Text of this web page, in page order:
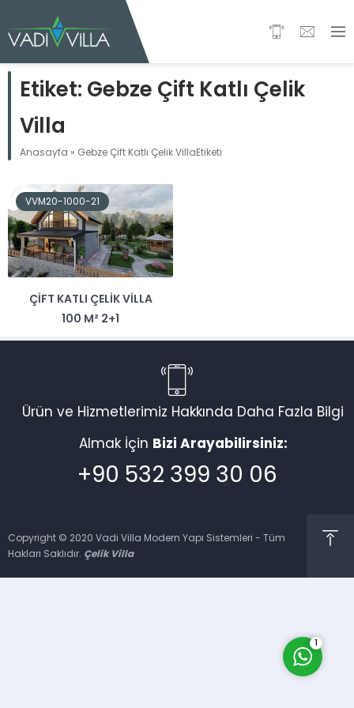
Etiket: Gebze Çift Katlı Çelik
Villa
Anasayfa » Gebze Çift Katlı Çelik VillaEtiketi
VVM20-1000-21
ÇIFT KATLI ÇELIK VILLA
100 M² 2+1
Ürün ve Hizmetlerimiz Hakkında Daha Fazla Bilgi
Almak İçin Bizi Arayabilirsiniz:
+90 532 399 30 06
Copyright © 2020 Vadi Villa Modern Yapı Sistemleri - Tüm
Hakları Saklıdır. Çelik Villa
Vadi Villa Canlı Destek
1